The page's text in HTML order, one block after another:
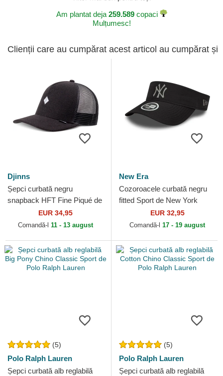
Am plantat deja 259.589copaci
Mulțumesc!
Clienții care au cumpărat acest articol au cumpărat și
Djinns
Șepci curbată negru
snapback HFT Fine Piqué de
EUR 34,95
Comandă-l 11 - 13 august
New Era
Cozoroacele curbată negru
fitted Sport de New York
Yankees MLB de New Era
EUR 32,95
Comandă-l 17 - 19 august
(5)
Polo Ralph Lauren
Șepci curbată alb reglabilă
(5)
Polo Ralph Lauren
Șepci curbată alb reglabilă